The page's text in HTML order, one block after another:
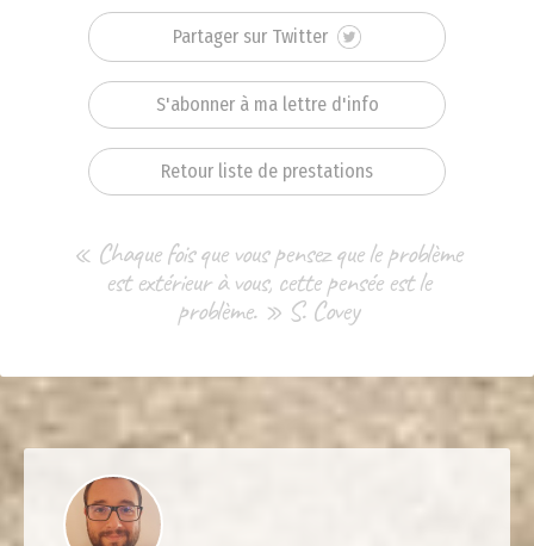
Partager sur Twitter
S'abonner à ma lettre d'info
Retour liste de prestations
« Chaque fois que vous pensez que le problème
est extérieur à vous, cette pensée est le
problème. » S. Covey